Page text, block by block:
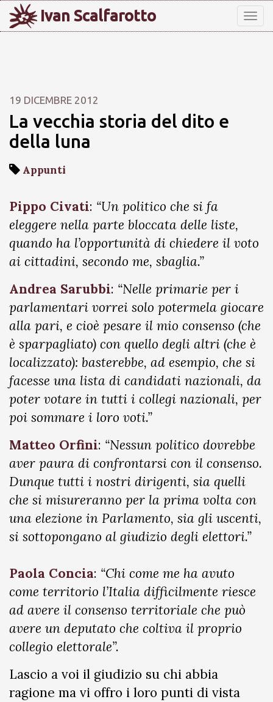
Ivan Scalfarotto
19 DICEMBRE 2012
La vecchia storia del dito e
della luna
Appunti
Pippo Civati: “Un politico che si fa
eleggere nella parte bloccata delle liste,
quando ha l’opportunità di chiedere il voto
ai cittadini, secondo me, sbaglia.”
Andrea Sarubbi: “Nelle primarie per i
parlamentari vorrei solo potermela giocare
alla pari, e cioè pesare il mio consenso (che
è sparpagliato) con quello degli altri (che è
localizzato): basterebbe, ad esempio, che si
facesse una lista di candidati nazionali, da
poter votare in tutti i collegi nazionali, per
poi sommare i loro voti.”
Matteo Orfini: “Nessun politico dovrebbe
aver paura di confrontarsi con il consenso.
Dunque tutti i nostri dirigenti, sia quelli
che si misureranno per la prima volta con
una elezione in Parlamento, sia gli uscenti,
si sottopongano al giudizio degli elettori.”
Paola Concia: “Chi come me ha avuto
come territorio l’Italia difficilmente riesce
ad avere il consenso territoriale che può
avere un deputato che coltiva il proprio
collegio elettorale”.
Lascio a voi il giudizio su chi abbia
ragione ma vi offro i loro punti di vista